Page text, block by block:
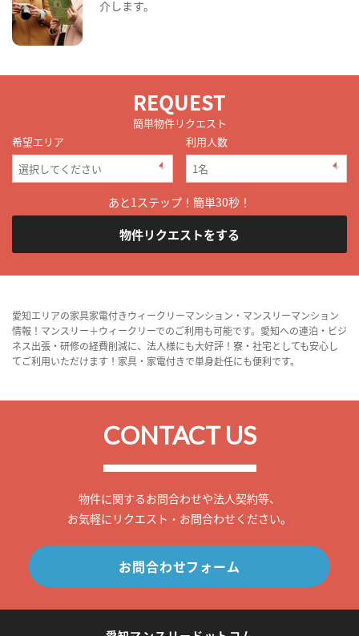
介します。
REQUEST
簡単物件リクエスト
希望エリア
利用人数
あと1ステップ！簡単30秒！
物件リクエストをする
愛知エリアの家具家電付きウィークリーマンション・マンスリーマンション
情報！マンスリー＋ウィークリーでのご利用も可能です。愛知への連泊・ビジ
ネス出張・研修の経費削減に、法人様にも大好評！寮・社宅としても安心し
てご利用いただけます！家具・家電付きで単身赴任にも便利です。
CONTACT US
物件に関するお問合わせや法人契約等、
お気軽にリクエスト・お問合わせください。
お問合わせフォーム